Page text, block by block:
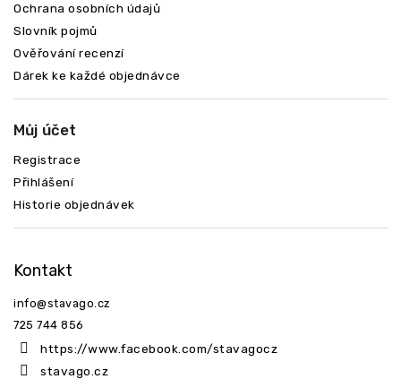
Ochrana osobních údajů
Slovník pojmů
Ověřování recenzí
Dárek ke každé objednávce
Můj účet
Registrace
Přihlášení
Historie objednávek
Kontakt
info@stavago.cz
725 744 856
https://www.facebook.com/stavagocz
stavago.cz